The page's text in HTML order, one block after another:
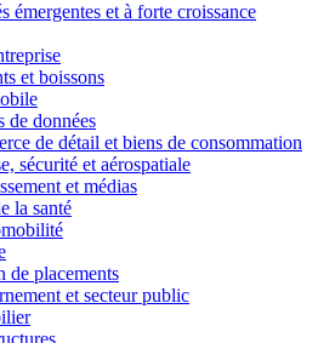
émergentes et à forte croissance
et boissons
de données
de détail et biens de consommation
sécurité et aérospatiale
et médias
la santé
de placements
et secteur public